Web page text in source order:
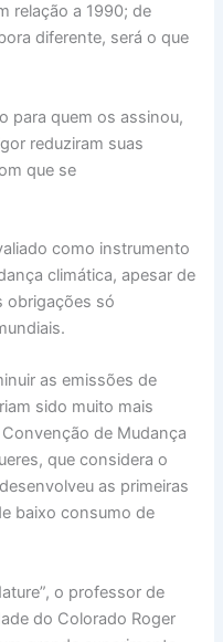
relação a 1990; de
diferente, será o que
para quem os assinou,
reduziram suas
que se
como instrumento
climática, apesar de
obrigações só
as emissões de
sido muito mais
de Mudança
que considera o
as primeiras
baixo consumo de
o professor de
do Colorado Roger